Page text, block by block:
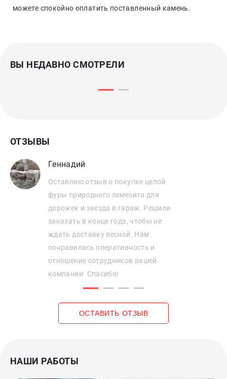
можете спокойно оплатить поставленный камень.
ВЫ НЕДАВНО СМОТРЕЛИ
ОТЗЫВЫ
Геннадий
Оставляю отзыв о покупке целой
фуры природного лемезита для
дорожек и заезда в гараж. Решили
заказать в конце года, чтобы не
ждать доставку весной. Нам
понравилась оперативность и
отношение сотрудников вашей
компании. Спасибо!
ОСТАВИТЬ ОТЗЫВ
НАШИ РАБОТЫ